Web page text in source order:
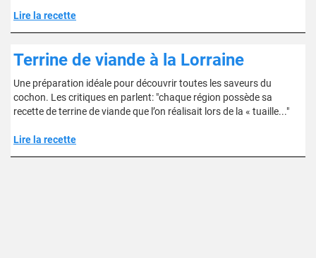
Lire la recette
Terrine de viande à la Lorraine
Une préparation idéale pour découvrir toutes les saveurs du
cochon. Les critiques en parlent: "chaque région possède sa
recette de terrine de viande que l’on réalisait lors de la « tuaille..."
Lire la recette